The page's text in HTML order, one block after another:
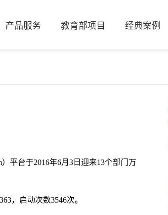
产品服务 教育部项目 经典案例
平台于2016年6月3日迎来13个部门万
，启动次数3546次。